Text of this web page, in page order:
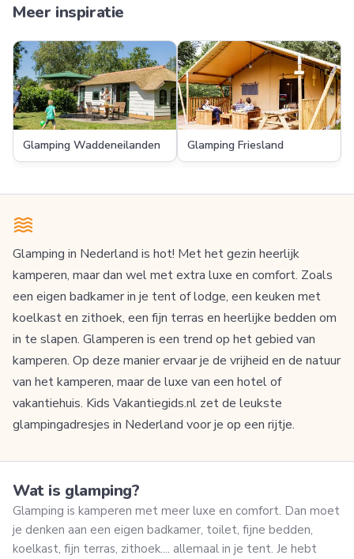
Meer inspiratie
Glamping Waddeneilanden Glamping Friesland
Glamping in Nederland is hot! Met het gezin heerlijk
kamperen, maar dan wel met extra luxe en comfort. Zoals
een eigen badkamer in je tent of lodge, een keuken met
koelkast en zithoek, een fijn terras en heerlijke bedden om
in te slapen. Glamperen is een trend op het gebied van
kamperen. Op deze manier ervaar je de vrijheid en de natuur
van het kamperen, maar de luxe van een hotel of
vakantiehuis. Kids Vakantiegids.nl zet de leukste
glampingadresjes in Nederland voor je op een rijtje.
Wat is glamping?
Glamping is kamperen met meer luxe en comfort. Dan moet
je denken aan een eigen badkamer, toilet, fijne bedden,
koelkast, fijn terras, zithoek.... allemaal in je tent. Je hebt